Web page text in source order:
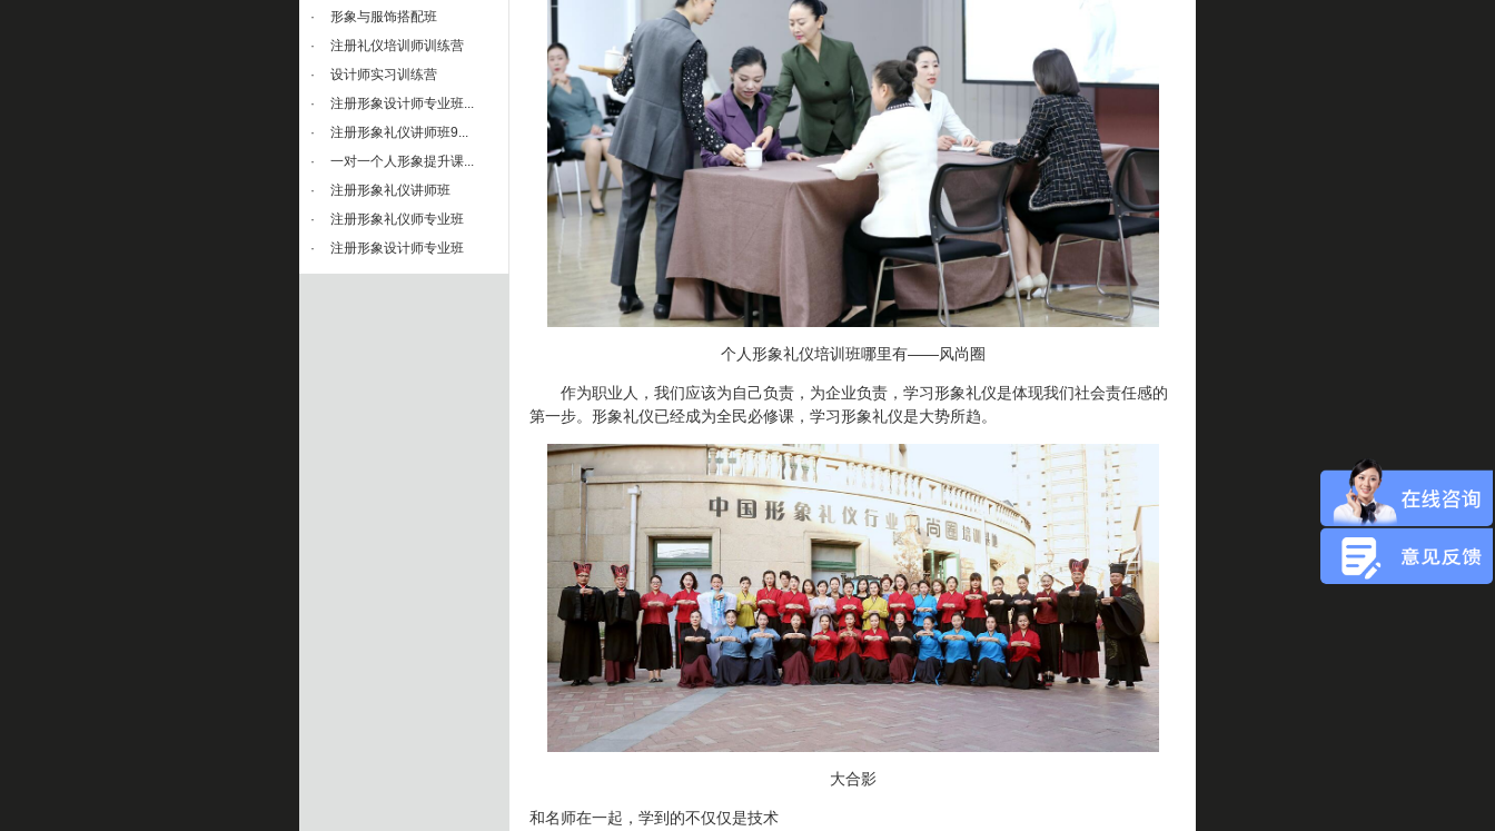
·
形象与服饰搭配班
·
注册礼仪培训师训练营
·
设计师实习训练营
·
注册形象设计师专业班...
·
注册形象礼仪讲师班9...
·
一对一个人形象提升课...
·
注册形象礼仪讲师班
·
注册形象礼仪师专业班
·
注册形象设计师专业班
个人形象礼仪培训班哪里有——风尚圈
作为职业人，我们应该为自己负责，为企业负责，学习形象礼仪是体现我们社会责任感的
第一步。形象礼仪已经成为全民必修课，学习形象礼仪是大势所趋。
大合影
和名师在一起，学到的不仅仅是技术